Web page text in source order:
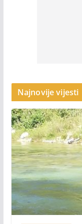
Najnovije vijesti